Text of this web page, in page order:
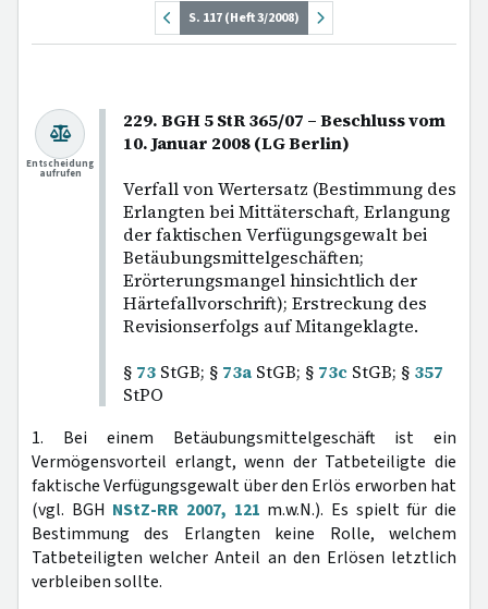
S. 117 (Heft 3/2008)
229. BGH 5 StR 365/07 – Beschluss vom
10. Januar 2008 (LG Berlin)
Verfall von Wertersatz (Bestimmung des
Erlangten bei Mittäterschaft, Erlangung
der faktischen Verfügungsgewalt bei
Betäubungsmittelgeschäften;
Erörterungsmangel hinsichtlich der
Härtefallvorschrift); Erstreckung des
Revisionserfolgs auf Mitangeklagte.
§ 73 StGB; § 73a StGB; § 73c StGB; § 357
StPO
Entscheidung
aufrufen
1. Bei einem Betäubungsmittelgeschäft ist ein
Vermögensvorteil erlangt, wenn der Tatbeteiligte die
faktische Verfügungsgewalt über den Erlös erworben hat
(vgl. BGH NStZ-RR 2007, 121 m.w.N.). Es spielt für die
Bestimmung des Erlangten keine Rolle, welchem
Tatbeteiligten welcher Anteil an den Erlösen letztlich
verbleiben sollte.